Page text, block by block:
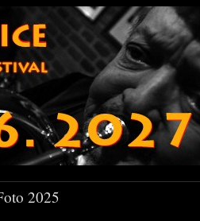
2025